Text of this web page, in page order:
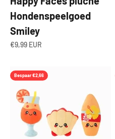
Hondenspeelgoed
Smiley
Aanbiedingsprijs
€9,99 EUR
Bespaar €2,66